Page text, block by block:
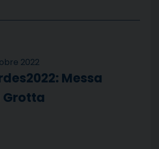
2022
Messa